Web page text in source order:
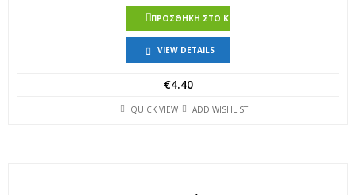
ΠΡΟΣΘΉΚΗ ΣΤΟ ΚΑΛΆΘΙ
VIEW DETAILS
€4.40
QUICK VIEW ADD WISHLIST